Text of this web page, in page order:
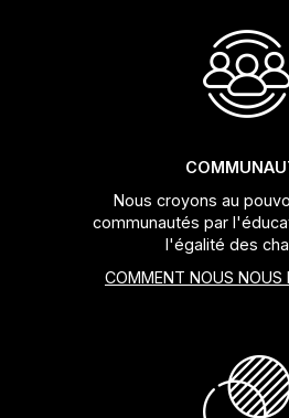
Nous croyons au
communautés par
l'égalité des
COMMENT NOUS NOUS